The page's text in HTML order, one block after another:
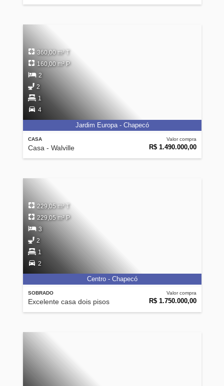
CASA
Casa - Walville
Valor compra
R$ 1.490.000,00
360,00 m² T
160,00 m² P
2
2
1
4
Jardim Europa - Chapecó
SOBRADO
Excelente casa dois pisos
Valor compra
R$ 1.750.000,00
229,05 m² T
229,05 m² P
3
2
1
2
Centro - Chapecó